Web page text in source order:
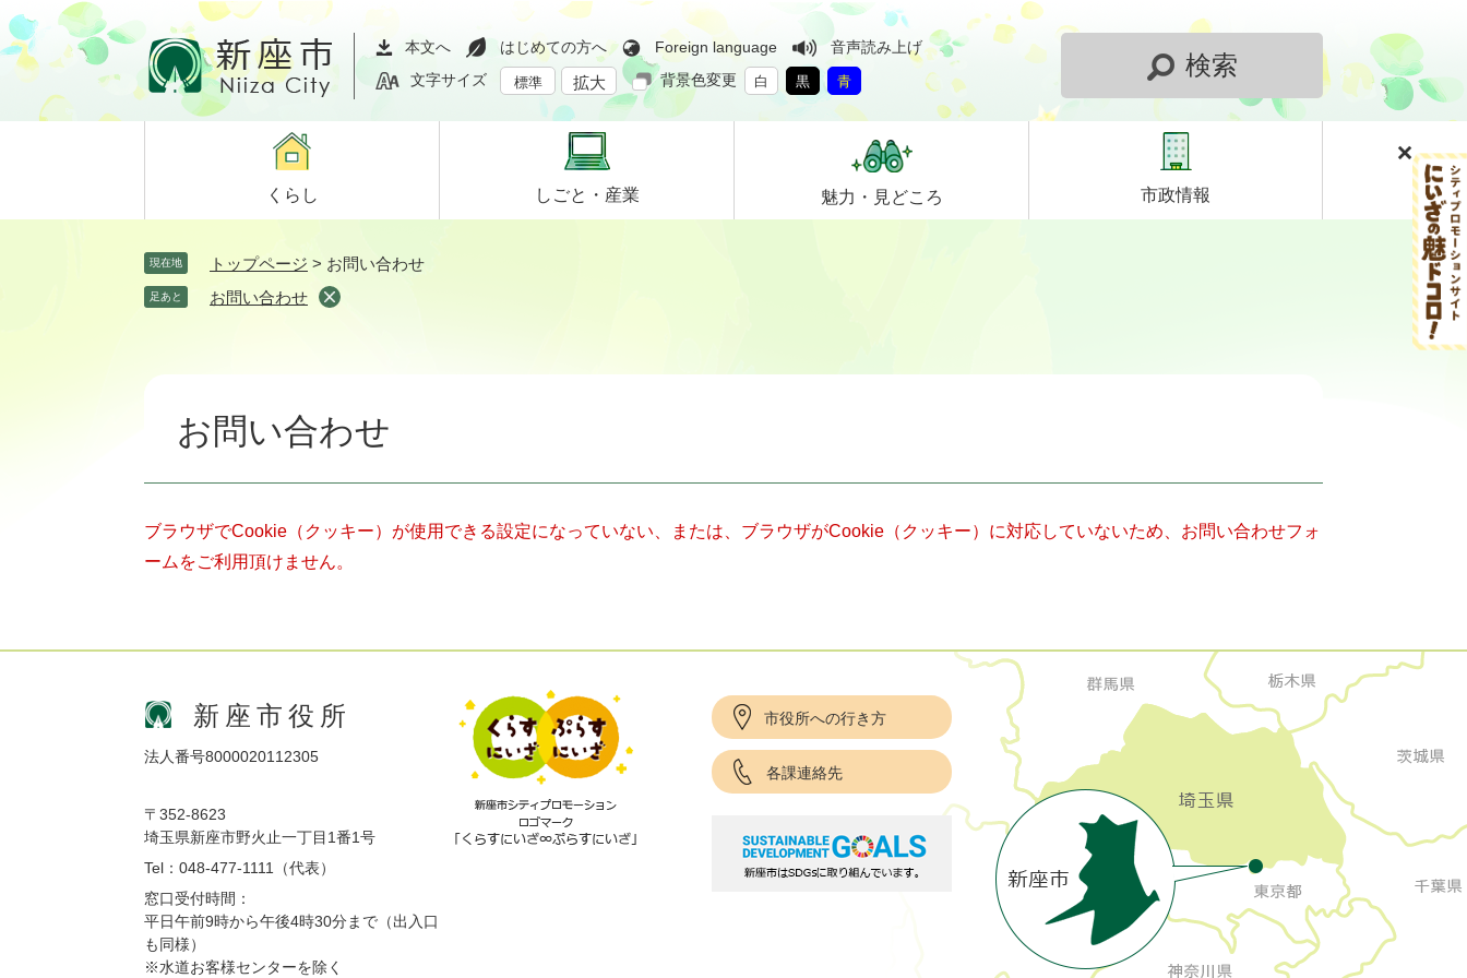
ペ
ー
ジ
メ
ニ
ュ
て
本文へ はじめての方へ Foreign language
音声読み上げ
文字サイズ
標準 拡大 背景色変更 白 黒 青
検索
くらし しごと・ 産業 魅力・ 見どころ 市政情報
現在地 トップページ > お問い合わせ
足あと お問い合わせ
お問い合わせ
ブラウザでCookie（クッキー）が使用できる設定になっていない、または、ブラウザがCookie（クッキー）に対応していないため、お問い合わせフォ
ームをご利用頂けません。
新座市役所
法人番号8000020112305
〒352-8623
埼玉県新座市野火止一丁目1番1号
Tel：048-477-1111（代表）
窓口受付時間：
平日午前9時から午後4時30分まで（出入口
も同様）
※水道お客様センターを除く
市役所への行き方
各課連絡先